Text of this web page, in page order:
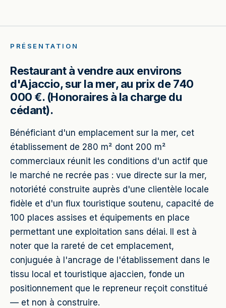
PRÉSENTATION
Restaurant à vendre aux environs
d'Ajaccio, sur la mer, au prix de 740
000 €. (Honoraires à la charge du
cédant).
Bénéficiant d'un emplacement sur la mer, cet
établissement de 280 m² dont 200 m²
commerciaux réunit les conditions d'un actif que
le marché ne recrée pas : vue directe sur la mer,
notoriété construite auprès d'une clientèle locale
fidèle et d'un flux touristique soutenu, capacité de
100 places assises et équipements en place
permettant une exploitation sans délai. Il est à
noter que la rareté de cet emplacement,
conjuguée à l'ancrage de l'établissement dans le
tissu local et touristique ajaccien, fonde un
positionnement que le repreneur reçoit constitué
— et non à construire.